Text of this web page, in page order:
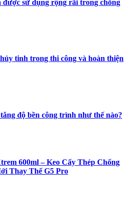
sử dụng rộng rãi trong chống
tinh trong thi công và hoàn thiện
độ bền công trình như thế nào?
600ml – Keo Cấy Thép Chống
Thay Thế G5 Pro